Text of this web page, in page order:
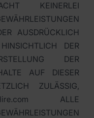
KEINERLEI
AUSDRÜCKLICH
DER
DER
AUF DIESER
ZULÄSSIG,
ALLE